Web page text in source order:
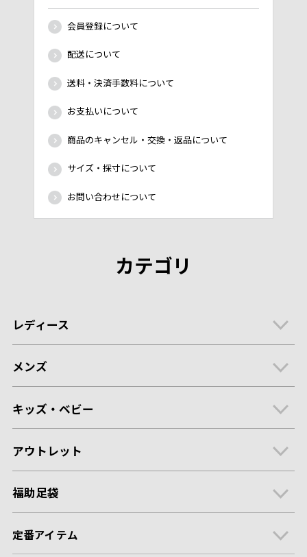
会員登録について
配送について
送料・決済手数料について
お支払いについて
商品のキャンセル・交換・返品について
サイズ・採寸について
お問い合わせについて
カテゴリ
レディース
メンズ
キッズ・ベビー
アウトレット
福助足袋
定番アイテム